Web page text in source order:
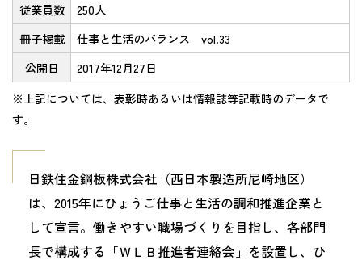
従業員数
250人
冊子掲載
仕事と生活のバランス vol.33
公開日
2017年12月27日
※上記については、表彰時あるいは情報誌等記載時のデータで
す。
日鉄住金鋼板株式会社（西日本製造所尼崎地区）
は、2015年にひょうご仕事と生活の調和推進企業と
して宣言。働きやすい職場づくりを目指し、各部門
長で構成する「ＷＬＢ推進者連絡会」を設置し、ひ